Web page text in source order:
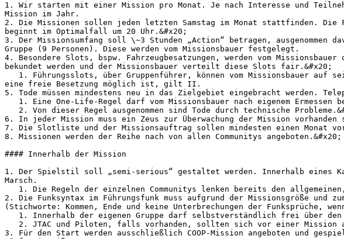
1. Wir starten mit einer Mission pro Monat. Je nach Interesse und
Mission im Jahr.
2. Die Missionen sollen jeden letzten Samstag im Monat stattfinden. Die
beginnt im Optimalfall um 20 Uhr.&#x20;
3. Der Missionsumfang soll \~3 Stunden „Action“ betragen, ausgenommen
Gruppe (9 Personen). Diese werden vom Missionsbauer festgelegt.
4. Besondere Slots, bspw. Fahrzeugbesatzungen, werden vom
bekundet werden und der Missionsbauer verteilt diese Slots fair.&#x20;
eine freie Besetzung möglich ist, gilt II.
5. Tode müssen mindestens neu in das Zielgebiet eingebracht werden.
6. In jeder Mission muss ein Zeus zur Überwachung der Mission
7. Die Slotliste und der Missionsauftrag sollen mindesten einen Monat
8. Missionen werden der Reihe nach von allen Communitys angeboten.&#x20;
#### Innerhalb der Mission
1. Der Spielstil soll „semi-serious“ gestaltet werden. Innerhalb eines
Marsch.
2. Die Funksyntax im Führungsfunk muss aufgrund der Missionsgröße und
(Stichworte: Kommen, Ende und keine Unterbrechungen der Funksprüche,
3. Für den Start werden ausschließlich COOP-Mission angeboten und